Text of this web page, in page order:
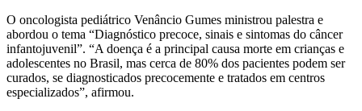
O oncologista pediátrico Venâncio Gumes ministrou palestra e
abordou o tema “Diagnóstico precoce, sinais e sintomas do câncer
infantojuvenil”. “A doença é a principal causa morte em crianças e
adolescentes no Brasil, mas cerca de 80% dos pacientes podem ser
curados, se diagnosticados precocemente e tratados em centros
especializados”, afirmou.